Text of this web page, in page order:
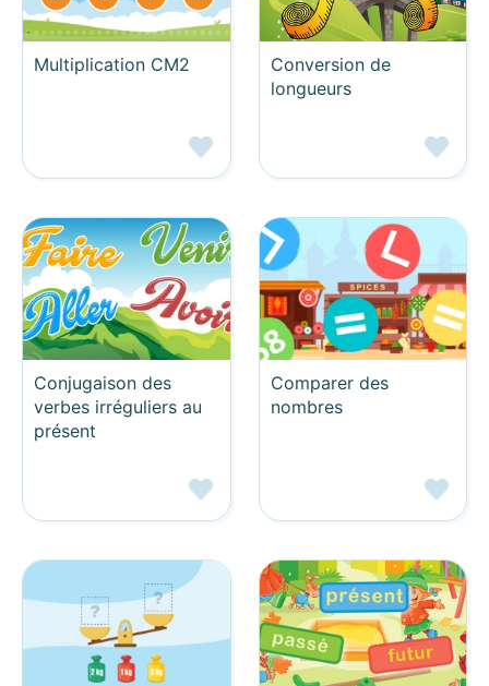
Multiplication CM2
Conversion de
longueurs
Conjugaison des
verbes irréguliers au
présent
Comparer des
nombres